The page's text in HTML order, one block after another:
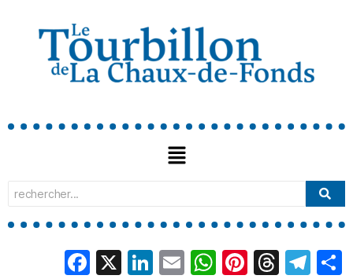
Facebook
X LinkedIn
EmailWhatsApp
Pinterest